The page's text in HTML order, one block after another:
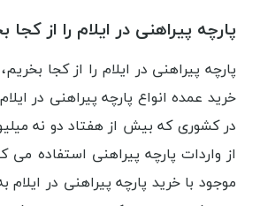
پارچه پیراهنی در ایلام را از کجا
پارچه پیراهنی در ایلام را از کجا
خرید عمده انواع پارچه پیراهنی در
در کشوری که بیش از هفتاد دو نه
از واردات پارچه پیراهنی استفاده می
موجود با خرید پارچه پیراهنی در